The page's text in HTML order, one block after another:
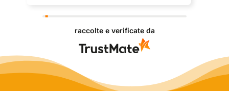
servizio giusto a clienti così fantastici. Grazie
raccolte e verificate da